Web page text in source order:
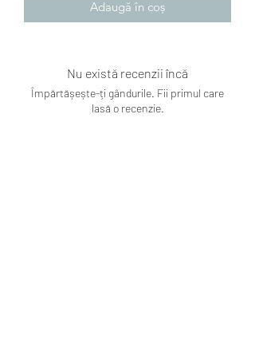
Adaugă în coș
Nu există recenzii încă
Împărtășește-ți gândurile. Fii primul care
lasă o recenzie.